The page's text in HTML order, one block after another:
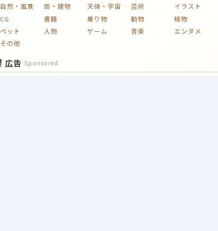
自然・風景 街・建物 天体・宇宙 芸術
イラスト
CG
書籍 乗り物 動物
植物
ペット
人物 ゲーム 音楽
エンタメ
その他
広告 Sponsored